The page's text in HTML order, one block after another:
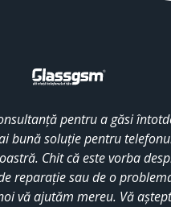
pentru a găsi
bună soluție pentru
Chit că este vorba
reparație sau de o
vă ajutăm mereu. Vă